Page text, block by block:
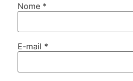
Nome *
E-mail *